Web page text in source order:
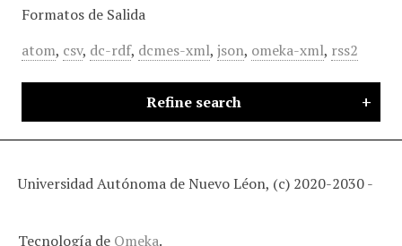
Formatos de Salida
atom, csv, dc-rdf, dcmes-xml, json, omeka-xml, rss2
Refine search
Universidad Autónoma de Nuevo Léon, (c) 2020-2030 -
Tecnología de Omeka.